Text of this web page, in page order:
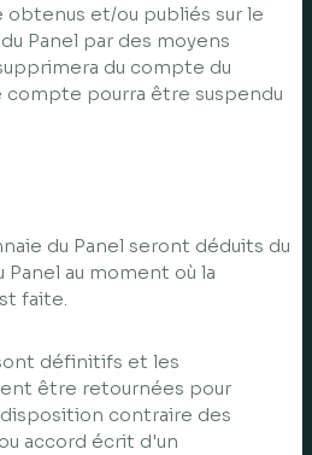
et/ou publiés sur le
Panel par des moyens
du compte du
compte pourra être suspendu
du Panel seront déduits du
au moment où la
faite.
définitifs et les
être retournées pour
contraire des
accord écrit d'un